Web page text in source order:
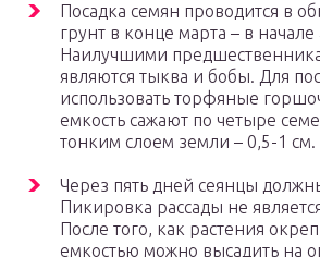
Посадка семян проводится в
грунт в конце марта – в начале
Наилучшими
являются тыква и бобы. Для
использовать торфяные
емкость сажают по четыре
тонким слоем земли – 0,5-1 см.
Через пять дней сеянцы
Пикировка рассады не
После того, как растения
емкостью можно высадить на